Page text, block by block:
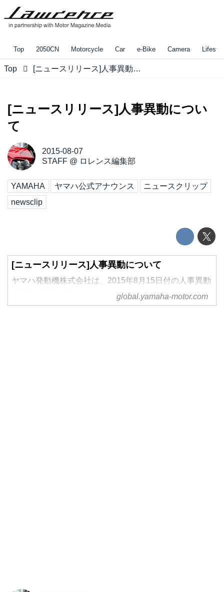
Top 2050CN Motorcycle Car e-Bike Camera
Top [ニュースリリース]人事異動について
[ニュースリリース]人事異動につい
て
2015-08-07
STAFF@ ロレンス編集部
YAMAHA ヤマハ公式アナウンス
ニュースクリップ
newsclip
[ニュースリリース]人事異動について
ヤマハ発動機株式会社は、2015年8月15日付の人事異動
global.yamaha-motor.com